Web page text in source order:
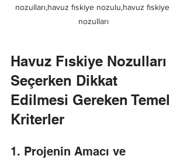
nozulları,havuz fıskiye nozulu,havuz fıskiye
nozulları
Havuz Fıskiye Nozulları
Seçerken Dikkat
Edilmesi Gereken Temel
Kriterler
1. Projenin Amacı ve